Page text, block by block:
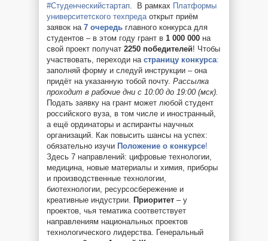
#Студенческийстартап . В рамках Платформы
университетского техпреда открыт приём
заявок на 7 очередь главного конкурса для
студентов – в этом году грант в 1 000 000 на
свой проект получат 2250 победителей! Чтобы
участвовать, переходи на страницу конкурса:
заполняй форму и следуй инструкции – она
придёт на указанную тобой почту. Рассылка
проходит в рабочие дни с 10:00 до 19:00 (мск).
Подать заявку на грант может любой студент
российского вуза, в том числе и иностранный,
а ещё ординаторы и аспиранты научных
организаций. Как повысить шансы на успех:
обязательно изучи Положение о конкурсе!
Здесь 7 направлений: цифровые технологии,
медицина, новые материалы и химия, приборы
и производственные технологии,
биотехнологии, ресурсосбережение и
креативные индустрии.
Приоритет – у
проектов, чья тематика соответствует
направлениям национальных проектов
технологического лидерства. Генеральный